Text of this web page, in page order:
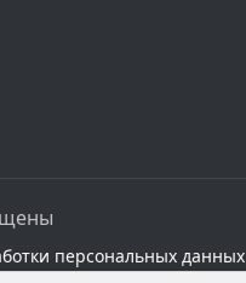
персональных данных